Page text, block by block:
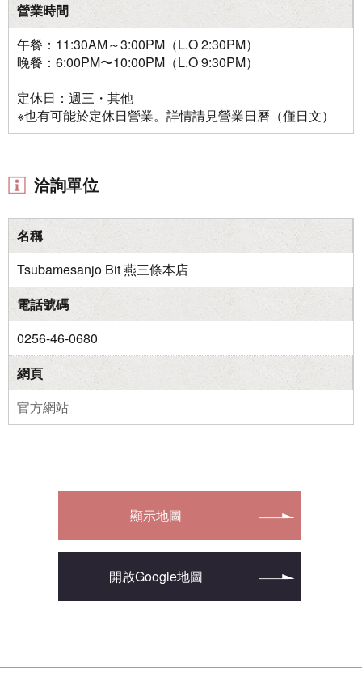
營業時間
午餐：11:30AM～3:00PM（L.O 2:30PM）
晚餐：6:00PM〜10:00PM（L.O 9:30PM）
定休日：週三・其他
※也有可能於定休日營業。詳情請見營業日曆（僅日文）
洽詢單位
名稱
Tsubamesanjo Bit 燕三條本店
電話號碼
0256-46-0680
網頁
官方網站
顯示地圖
開啟Google地圖